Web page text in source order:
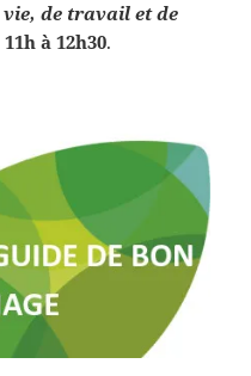
de travail et de
à 12h30.